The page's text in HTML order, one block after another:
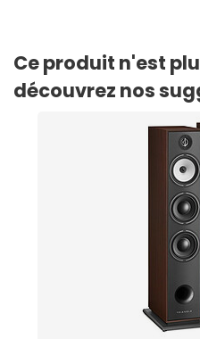
Ce produit n'est
découvrez nos